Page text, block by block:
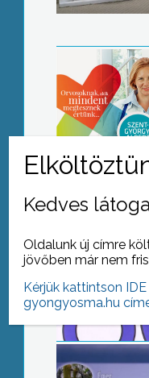
Kettős
Bottyán
Indul
Kedves
Oldalunk új címre
jövőben már nem
Kérjük kattintson
gyongyosma.hu